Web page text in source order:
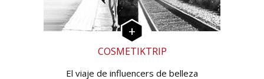
COSMETIKTRIP
El viaje de influencers de belleza